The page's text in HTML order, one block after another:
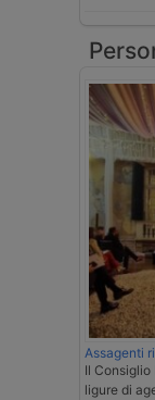
Assagenti
Il
ligure di